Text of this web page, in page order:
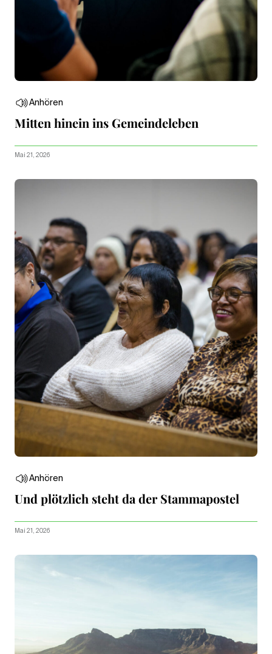
Anhören
Mitten hinein ins Gemeindeleben
Mai 21, 2026
Anhören
Und plötzlich steht da der Stammapostel
Mai 21, 2026